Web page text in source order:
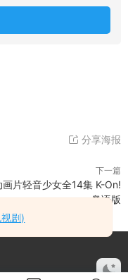
分享海报
下一篇
画片轻音少女全14集 K-On!
粤语版
剧)